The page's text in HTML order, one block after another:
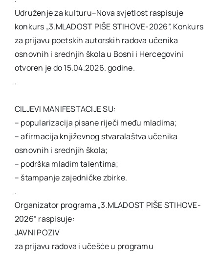
Udruženje za kulturu–Nova svjetlost raspisuje
konkurs „3.MLADOST PIŠE STIHOVE-2026”. Konkurs
za prijavu poetskih autorskih radova učenika
osnovnih i srednjih škola u Bosni i Hercegovini
otvoren je do 15.04.2026. godine.
.
CILJEVI MANIFESTACIJE SU:
– popularizacija pisane riječi među mladima;
– afirmacija književnog stvaralaštva učenika
osnovnih i srednjih škola;
– podrška mladim talentima;
– štampanje zajedničke zbirke.
.
Organizator programa „3.MLADOST PIŠE STIHOVE-
2026“ raspisuje:
JAVNI POZIV
za prijavu radova i učešće u programu